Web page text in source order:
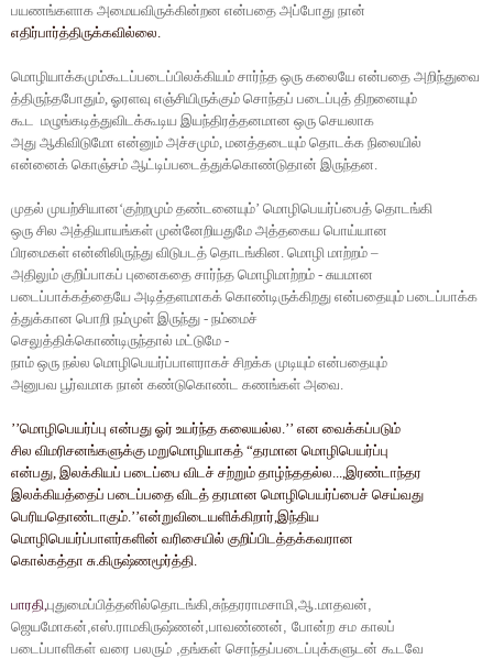
பயணங்களாக அமையவிருக்கின்றன என்பதை அப்போது நான்
எதிர்பார்த்திருக்கவில்லை
மொழியாக்கமும்கூடப்படைப்பிலக்கியம் சார்ந்த ஒரு கலையே என்பதை அறிந்துவை
த்திருந்தபோதும் ஓரளவு எஞ்சியிருக்கும் சொந்தப் படைப்புத் திறனையும்
கூட
மழுங்கடித்துவிடக்கூடிய இயந்திரத்தனமான ஒரு செயலாக
அது ஆகிவிடுமோ என்னும் அச்சமும் மனத்தடையும் தொடக்க நிலையில்
என்னைக் கொஞ்சம் ஆட்டிப்படைத்துக்கொண்டுதான் இருந்தன
முதல் முயற்சியான‘குற்றமும் தண்டனையும்’ மொழிபெயர்ப்பைத் தொடங்கி
ஒரு சில அத்தியாயங்கள் முன்னேறியதுமே அத்தகைய பொய்யான
பிரமைகள் என்னிலிருந்து விடுபடத் தொடங்கின மொழி மாற்றம் –
அதிலும் குறிப்பாகப் புனைகதை சார்ந்த மொழிமாற்றம் - சுயமான
படைப்பாக்கத்தையே அடித்தளமாகக் கொண்டிருக்கிறது என்பதையும் படைப்பாக்க
த்துக்கான பொறி நம்முள் இருந்து - நம்மைச்
செலுத்திக்கொண்டிருந்தால் மட்டுமே -
நாம் ஒரு நல்ல மொழிபெயர்ப்பாளராகச் சிறக்க முடியும் என்பதையும்
அனுபவ பூர்வமாக நான் கண்டுகொண்ட கணங்கள் அவை
’’மொழிபெயர்ப்பு என்பது ஓர் உயர்ந்த கலையல்ல .’’ என வைக்கப்படும்
சில விமரிசனங்களுக்கு மறுமொழியாகத் “தரமான மொழிபெயர்ப்பு
என்பது இலக்கியப் படைப்பை விடச் சற்றும் தாழ்ந்ததல்ல
இரண்டாந்தர
இலக்கியத்தைப் படைப்பதை விடத் தரமான மொழிபெயர்ப்பைச் செய்வது
பெரியதொண்டாகும் .’’என்றுவிடையளிக்கிறார் இந்திய
மொழிபெயர்ப்பாளர்களின் வரிசையில் குறிப்பிடத்தக்கவரான
கொல்கத்தா சு கிருஷ்ணமூர்த்தி
பாரதி புதுமைப்பித்தனில்தொடங்கி சுந்தரராமசாமி ஆ மாதவன்
ஜெயமோகன் எஸ் ராமகிருஷ்ணன் பாவண்ணன் போன்ற சம காலப்
படைப்பாளிகள் வரை பலரும் தங்கள் சொந்தப்படைப்புக்களுடன் கூடவே